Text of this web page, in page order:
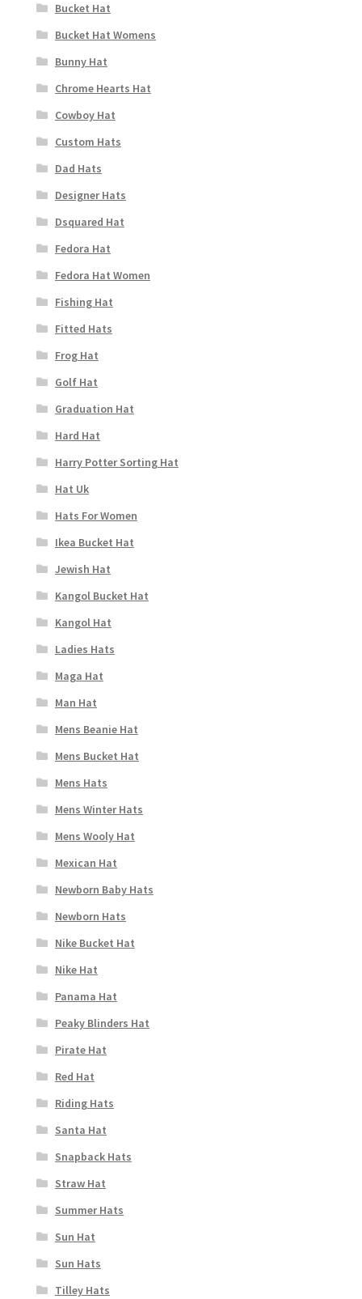
Bucket Hat
Bucket Hat Womens
Bunny Hat
Chrome Hearts Hat
Cowboy Hat
Custom Hats
Dad Hats
Designer Hats
Dsquared Hat
Fedora Hat
Fedora Hat Women
Fishing Hat
Fitted Hats
Frog Hat
Golf Hat
Graduation Hat
Hard Hat
Harry Potter Sorting Hat
Hat Uk
Hats For Women
Ikea Bucket Hat
Jewish Hat
Kangol Bucket Hat
Kangol Hat
Ladies Hats
Maga Hat
Man Hat
Mens Beanie Hat
Mens Bucket Hat
Mens Hats
Mens Winter Hats
Mens Wooly Hat
Mexican Hat
Newborn Baby Hats
Newborn Hats
Nike Bucket Hat
Nike Hat
Panama Hat
Peaky Blinders Hat
Pirate Hat
Red Hat
Riding Hats
Santa Hat
Snapback Hats
Straw Hat
Summer Hats
Sun Hat
Sun Hats
Tilley Hats